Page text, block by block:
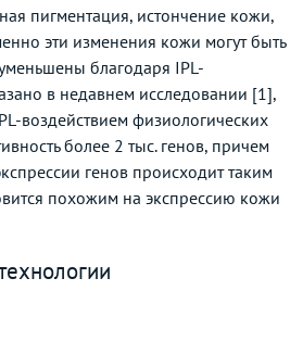
пигментация, истончение кожи,
эти изменения кожи могут быть
благодаря IPL-
в недавнем исследовании [1],
воздействием физиологических
более 2 тыс. генов, причем
генов происходит таким
похожим на экспрессию кожи